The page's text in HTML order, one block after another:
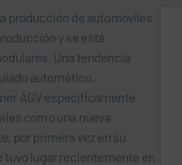
producción de automóviles
y se está
Una tendencia
automático,
AGV específicamente
como una nueva
por primera vez en su
tuvo lugar recientemente en